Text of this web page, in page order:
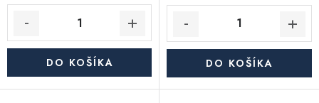
DO KOŠÍKA DO KOŠÍKA